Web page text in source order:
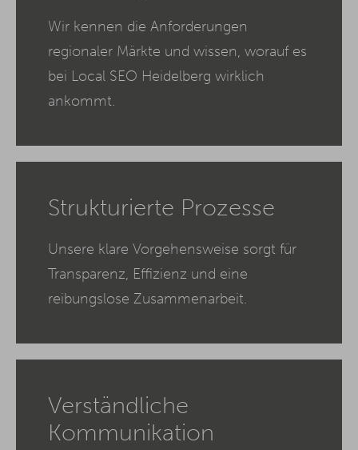
Wir kennen die Anforderungen
regionaler Märkte und wissen, worauf es
bei Local SEO Heidelberg wirklich
ankommt.
Strukturierte Prozesse
Unsere klare Vorgehensweise sorgt für
Transparenz, Effizienz und eine
reibungslose Zusammenarbeit.
Verständliche
Kommunikation